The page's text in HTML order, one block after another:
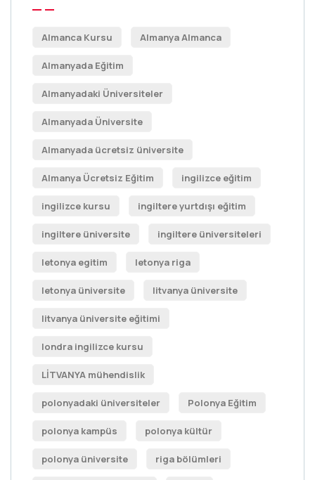
Almanca Kursu Almanya Almanca
Almanyada Eğitim
Almanyadaki Üniversiteler
Almanyada Üniversite
Almanyada ücretsiz üniversite
Almanya Ücretsiz Eğitim ingilizce eğitim
ingilizce kursu ingiltere yurtdışı eğitim
ingiltere üniversite ingiltere üniversiteleri
letonya egitim letonya riga
letonya üniversite litvanya üniversite
litvanya üniversite eğitimi
londra ingilizce kursu
LİTVANYA mühendislik
polonyadaki üniversiteler Polonya Eğitim
polonya kampüs polonya kültür
polonya üniversite riga bölümleri